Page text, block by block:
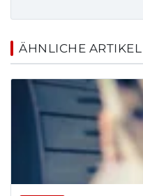
ÄHNLICHE ARTIKEL